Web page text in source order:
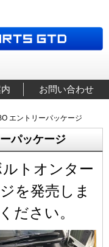
お問い合わせ
エントリーパッケージ
パッケージ
トオンター
を発売しま
ださい。